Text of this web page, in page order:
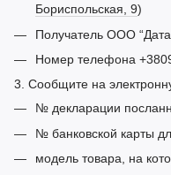
Бориспольская, 9)
Получатель ООО
Номер телефона
3. Сообщите на
№ декларации
№ банковской карты
модель товара, на